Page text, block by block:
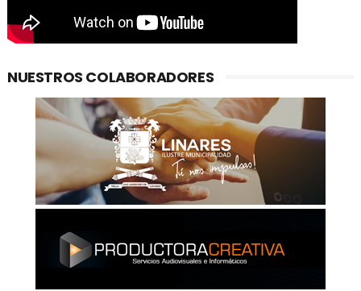
NUESTROS COLABORADORES